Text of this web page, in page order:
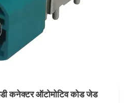
कनेक्टर ऑटोमोटिव कोड जेड